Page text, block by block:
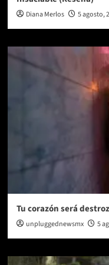
Diana Merlos 5 agosto,
Tu corazón será
unpluggednewsmx 5